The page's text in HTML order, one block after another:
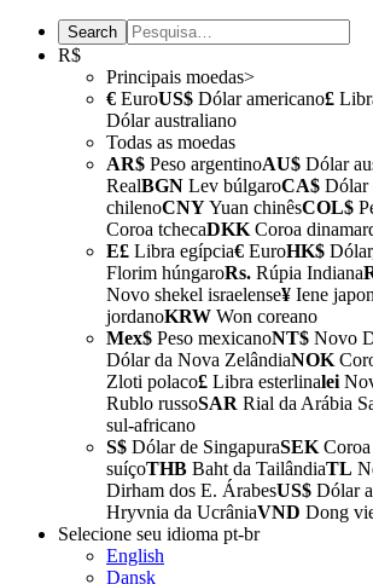
R$
Principais moedas>
€ EuroUS$ Dólar americano£
Dólar australiano
Todas as moedas
AR$ Peso argentinoAU$ Dólar
RealBGN Lev búlgaroCA$ Dólar
chilenoCNYYuan chinêsCOL$
Coroa tchecaDKK Coroa
E£ Libra egípcia€ EuroHK$
Florim húngaroRs. Rúpia Indiana
Novo shekel israelense¥ Iene
jordanoKRW Won coreano
Mex$ Peso mexicanoNT$ Novo
Dólar da Nova ZelândiaNOK
Zloti polaco£ Libra esterlinalei
Rublo russoSAR Rial da Arábia
sul-africano
S$ Dólar de SingapuraSEK Coroa
suíçoTHB Baht da TailândiaTL
Dirham dos E. ÁrabesUS$ Dólar
Hryvnia da UcrâniaVND Dong
Selecione seu idioma pt-br
English
Dansk